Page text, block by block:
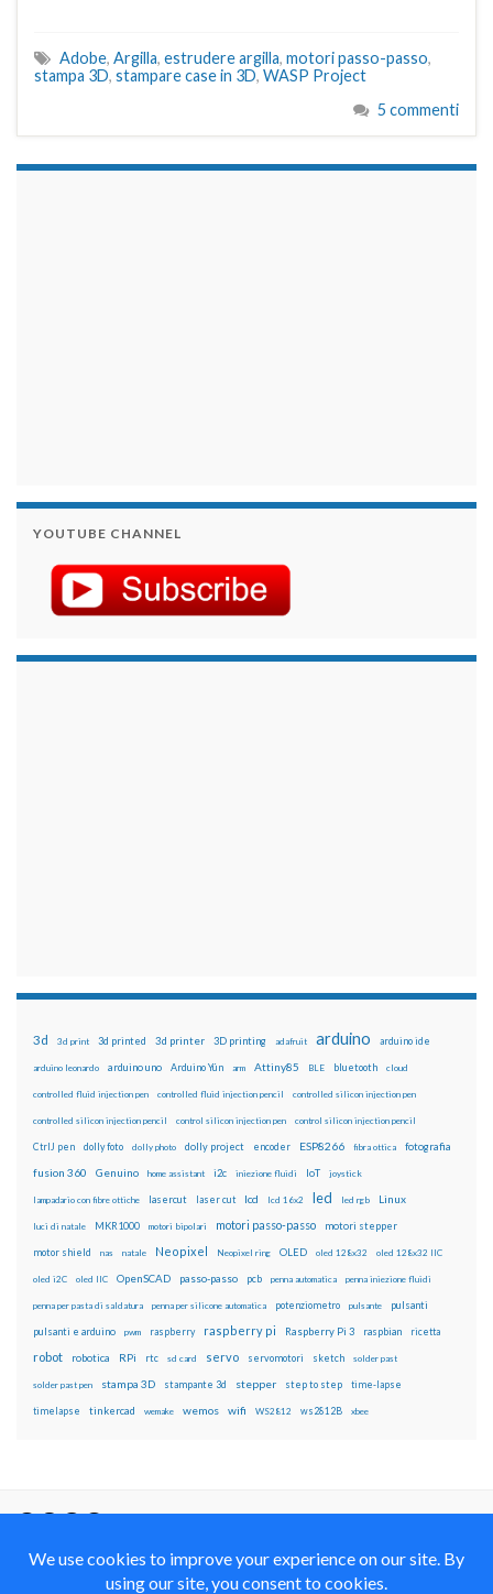
Adobe, Argilla, estrudere argilla, motori passo-passo,
stampa 3D, stampare case in 3D, WASP Project
5 commenti
YOUTUBE CHANNEL
3d 3d print 3d printed 3d printer 3D printing adafruit arduino arduino ide
arduino leonardo arduino uno Arduino Yún arm Attiny85 BLE bluetooth cloud
controlled fluid injection pen controlled fluid injection pencil controlled silicon injection pen
controlled silicon injection pencil control silicon injection pen control silicon injection pencil
CtrlJ pen dolly foto dolly photo dolly project encoder ESP8266 fibra ottica fotografia
fusion 360 Genuino home assistant i2c iniezione fluidi IoT joystick
lampadario con fibre ottiche lasercut laser cut lcd lcd 16x2 led led rgb Linux
luci di natale MKR1000 motori bipolari motori passo-passo motori stepper
motor shield nas natale Neopixel Neopixel ring OLED oled 128x32 oled 128x32 IIC
oled i2C oled IIC OpenSCAD passo-passo pcb penna automatica penna iniezione fluidi
penna per pasta di saldatura penna per silicone automatica potenziometro pulsante pulsanti
pulsanti e arduino pwm raspberry raspberry pi Raspberry Pi 3 raspbian ricetta
robot robotica RPi rtc sd card servo servomotori sketch solder past
solder past pen stampa 3D stampante 3d stepper step to step time-lapse
timelapse tinkercad wemake wemos wifi WS2812 ws2812B xbee
Alike 4.0 International